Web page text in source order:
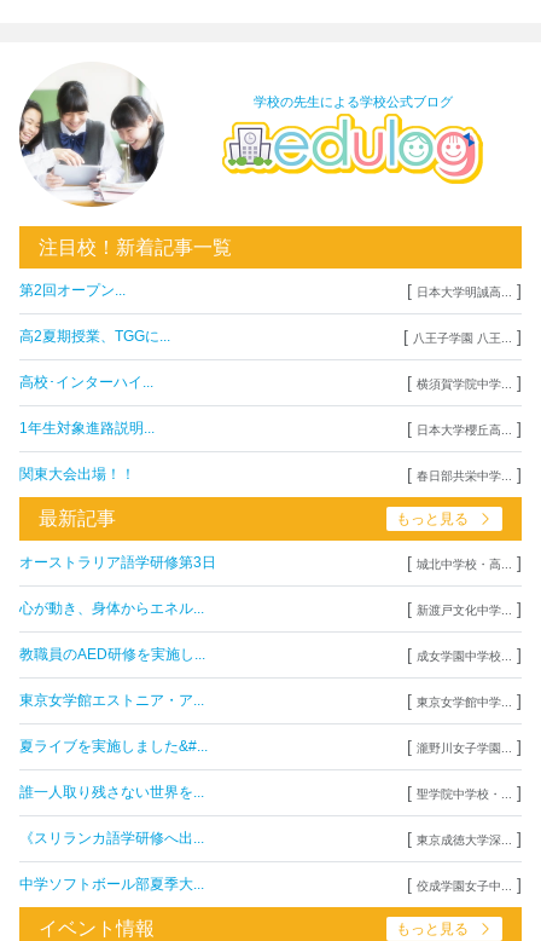
学校の先生による学校公式ブログ
注目校！新着記事一覧
第2回オープン... [ 日本大学明誠高... ]
高2夏期授業、TGGに... [ 八王子学園 八王... ]
高校･インターハイ... [ 横須賀学院中学... ]
1年生対象進路説明... [ 日本大学櫻丘高... ]
関東大会出場！！ [ 春日部共栄中学... ]
最新記事 もっと見る
オーストラリア語学研修第3日 [ 城北中学校・高... ]
心が動き、身体からエネル... [ 新渡戸文化中学... ]
教職員のAED研修を実施し... [ 成女学園中学校... ]
東京女学館エストニア・ア... [ 東京女学館中学... ]
夏ライブを実施しました&#... [ 瀧野川女子学園... ]
誰一人取り残さない世界を... [ 聖学院中学校・... ]
《スリランカ語学研修へ出... [ 東京成徳大学深... ]
中学ソフトボール部夏季大... [ 佼成学園女子中... ]
イベント情報 もっと見る